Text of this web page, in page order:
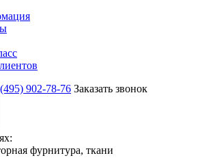
902-78-76 Заказать звонок
фурнитура, ткани